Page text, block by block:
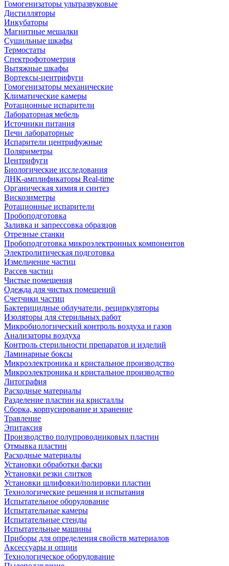
Гомогенизаторы ультразвуковые
Дистилляторы
Инкубаторы
Магнитные мешалки
Сушильные шкафы
Термостаты
Спектрофотометрия
Вытяжные шкафы
Вортексы-центрифуги
Гомогенизаторы механические
Климатические камеры
Ротационные испарители
Лабораторная мебель
Источники питания
Печи лабораторные
Испарители центрифужные
Поляриметры
Центрифуги
Биологические исследования
ДНК-амплификаторы Real-time
Органическая химия и синтез
Вискозиметры
Ротационные испарители
Пробоподготовка
Заливка и запрессовка образцов
Отрезные станки
Пробоподготовка микроэлектронных компонентов
Электролитическая подготовка
Измельчение частиц
Рассев частиц
Чистые помещения
Одежда для чистых помещений
Счетчики частиц
Бактерицидные облучатели, рециркуляторы
Изоляторы для стерильных работ
Микробиологический контроль воздуха и газов
Анализаторы воздуха
Контроль стерильности препаратов и изделий
Ламинарные боксы
Микроэлектроника и кристальное производство
Микроэлектроника и кристальное производство
Литография
Расходные материалы
Разделение пластин на кристаллы
Сборка, корпусирование и хранение
Травление
Эпитаксия
Производство полупроводниковых пластин
Отмывка пластин
Расходные материалы
Установки обработки фаски
Установки резки слитков
Установки шлифовки/полировки пластин
Технологические решения и испытания
Испытательное оборудование
Испытательные камеры
Испытательные стенды
Испытательные машины
Приборы для определения свойств материалов
Аксессуары и опции
Технологическое оборудование